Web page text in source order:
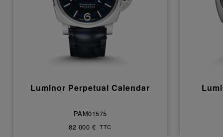
Luminor Perpetual Calendar
PAM01575
82 000 € TTC